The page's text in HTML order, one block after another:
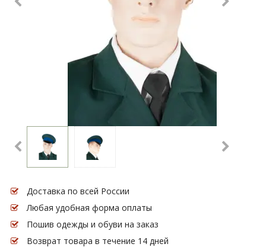
Доставка по всей России
Любая удобная форма оплаты
Пошив одежды и обуви на заказ
Возврат товара в течение 14 дней